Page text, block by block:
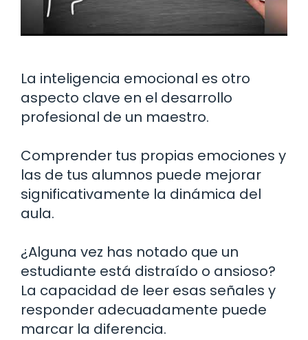
La inteligencia emocional es otro
aspecto clave en el desarrollo
profesional de un maestro.
Comprender tus propias emociones y
las de tus alumnos puede mejorar
significativamente la dinámica del
aula.
¿Alguna vez has notado que un
estudiante está distraído o ansioso?
La capacidad de leer esas señales y
responder adecuadamente puede
marcar la diferencia.